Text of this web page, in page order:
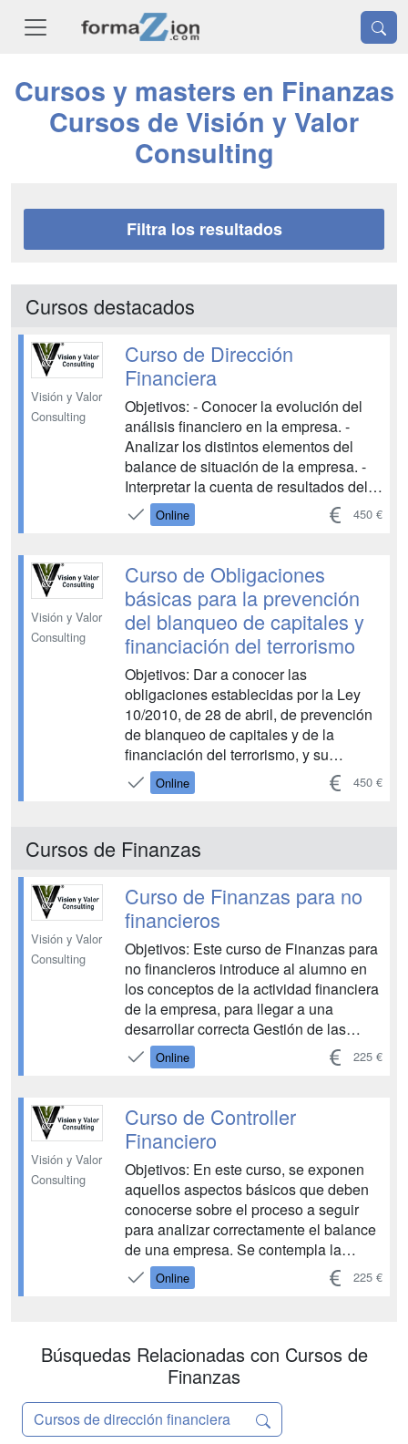
Cursos y masters en Finanzas
Cursos de Visión y Valor
Consulting
Filtra los resultados
Cursos destacados
Visión y Valor
Consulting
Curso de Dirección
Financiera
Objetivos: - Conocer la evolución del
análisis financiero en la empresa. -
Analizar los distintos elementos del
balance de situación de la empresa. -
Interpretar la cuenta de resultados del
ejercicio. - Analizar los distintos flujos
de efectivo y los ratios. - Analizar las
financiera de la empresa para plantear
una estrategia...
Online 450 €
Visión y Valor
Consulting
Curso de Obligaciones
básicas para la prevención
del blanqueo de capitales y
financiación del terrorismo
Objetivos: Dar a conocer las
obligaciones establecidas por la Ley
10/2010, de 28 de abril, de prevención
de blanqueo de capitales y de la
financiación del terrorismo, y su
reglamento de desarrollo. Para conocer
las obligaciones que tienen, en materia
las entidades obligadas a cumplir con
la...
Online 450 €
Cursos de Finanzas
Visión y Valor
Consulting
Curso de Finanzas para no
financieros
Objetivos: Este curso de Finanzas para
no financieros introduce al alumno en
los conceptos de la actividad financiera
de la empresa, para llegar a una
desarrollar correcta Gestión de las
finanzas de la empresa a largo y corto
plazo además de conocer los métodos
asesorar sobre las concesiones de
financiación. El curso está...
Online 225 €
Visión y Valor
Consulting
Curso de Controller
Financiero
Objetivos: En este curso, se exponen
aquellos aspectos básicos que deben
conocerse sobre el proceso a seguir
para analizar correctamente el balance
de una empresa. Se contempla la
necesidad de realizar análisis
dinámicos, es decir, evolutivos en el
las precauciones necesarias, de
aquellos va...
Online 225 €
Búsquedas Relacionadas con Cursos de
Finanzas
Cursos de dirección financiera